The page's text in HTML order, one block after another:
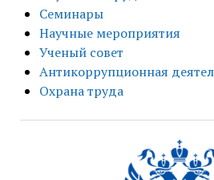
Семинары
Научные мероприятия
Ученый совет
Антикоррупционная
Охрана труда